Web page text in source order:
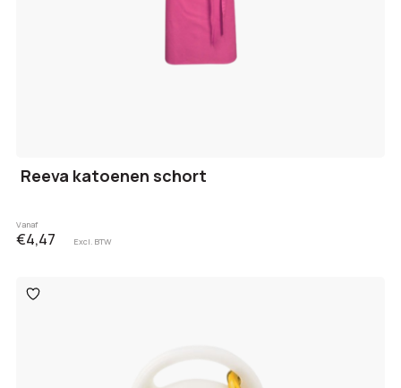
Reeva katoenen schort
Vanaf
€4,47 Excl. BTW
Toevoegen
aan